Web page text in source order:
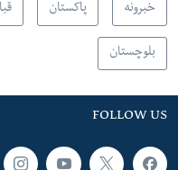
خبرونه پاکستان
بلوچستان
FOLLOW US